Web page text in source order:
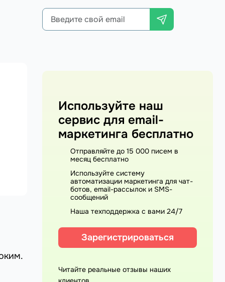
Используйте наш
сервис для email-
маркетинга бесплатно
Отправляйте до 15 000 писем в
месяц бесплатно
Используйте систему
автоматизации маркетинга для чат-
ботов, email-рассылок и SMS-
сообщений
Наша техподдержка с вами 24/7
Зарегистрироваться
Читайте реальные отзывы наших